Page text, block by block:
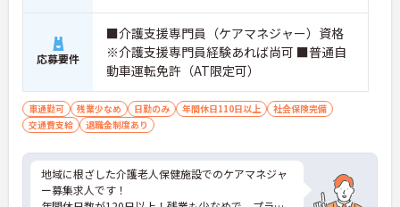
応募要件
■介護支援専門員（ケアマネジャー）資格
※介護支援専門員経験あれば尚可 ■普通自
動車運転免許（AT限定可）
車通勤可 残業少なめ 日勤のみ 年間休日110日以上
社会保険完備
交通費支給
退職金制度あり
地域に根ざした介護老人保健施設でのケアマネジャ
ー募集求人です！